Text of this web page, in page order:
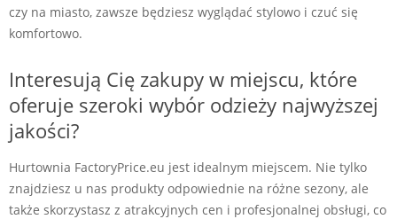
czy na miasto, zawsze będziesz wyglądać stylowo i czuć się
komfortowo.
Interesują Cię zakupy w miejscu, które
oferuje szeroki wybór odzieży najwyższej
jakości?
Hurtownia FactoryPrice.eu jest idealnym miejscem. Nie tylko
znajdziesz u nas produkty odpowiednie na różne sezony, ale
także skorzystasz z atrakcyjnych cen i profesjonalnej obsługi, co